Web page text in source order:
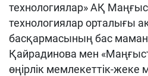
технологиялар» АҚ
технологиялар орталығы
басқармасының бас
Қайрадинова мен
өңірлік мемлекеттік-жеке